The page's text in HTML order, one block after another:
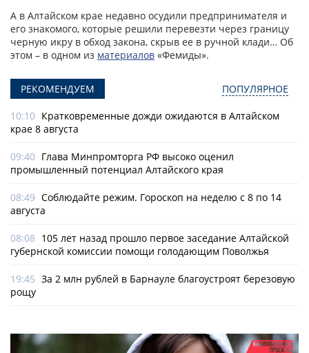
А в Алтайском крае недавно осудили предпринимателя и
его знакомого, которые решили перевезти через границу
черную икру в обход закона, скрыв ее в ручной клади… Об
этом – в одном из материалов «Фемиды».
РЕКОМЕНДУЕМ ПОПУЛЯРНОЕ
10:10 Кратковременные дожди ожидаются в Алтайском
крае 8 августа
09:40 Глава Минпромторга РФ высоко оценил
промышленный потенциал Алтайского края
08:49 Соблюдайте режим. Гороскоп на неделю с 8 по 14
августа
08:08 105 лет назад прошло первое заседание Алтайской
губернской комиссии помощи голодающим Поволжья
19:45 За 2 млн рублей в Барнауле благоустроят березовую
рощу